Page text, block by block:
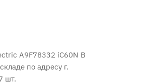
A9F78332 iC60N B
по адресу г.
шт.